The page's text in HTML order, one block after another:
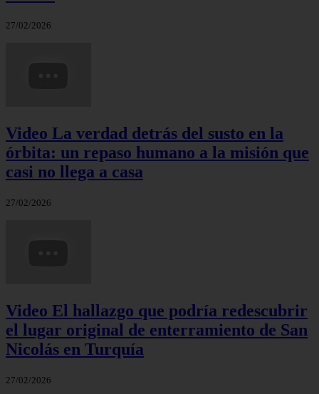
27/02/2026
Video La verdad detrás del susto en la
órbita: un repaso humano a la misión que
casi no llega a casa
27/02/2026
Video El hallazgo que podría redescubrir
el lugar original de enterramiento de San
Nicolás en Turquía
27/02/2026